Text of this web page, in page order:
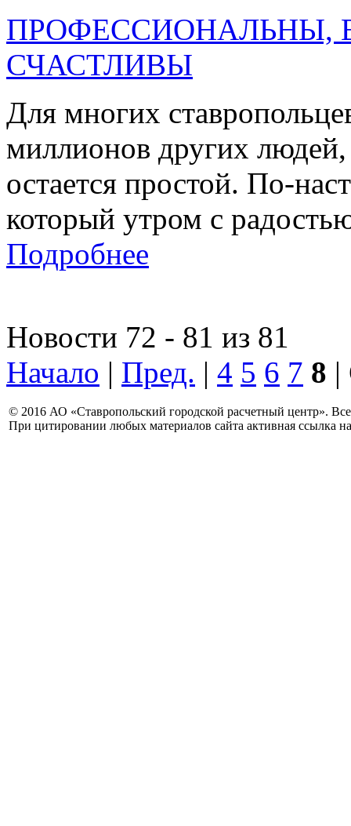
ПРОФЕССИОНАЛЬНЫ,
СЧАСТЛИВЫ
Для многих
миллионов других
остается простой. По-
который утром с
Подробнее
Новости 72 - 81 из 81
Начало | Пред. | 4 5 6 7 8 |
© 2016 АО «Ставропольский городской расчетный центр».
При цитировании любых материалов сайта активная ссылка